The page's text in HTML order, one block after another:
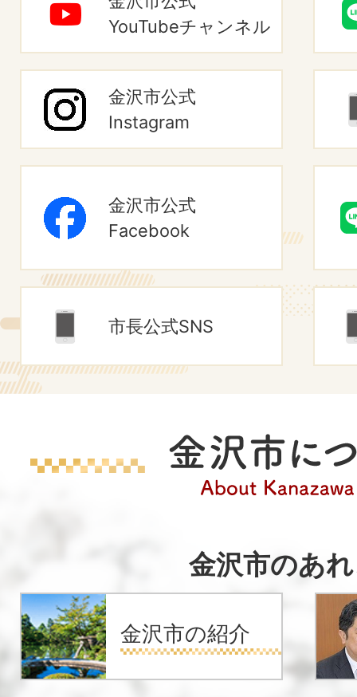
2026年08月04日
長土塀青少年交流センター
2026年08月04日
【NPOいしかわ海洋環境保全
える！ごみから始めるゼロカ
2026年08月04日
金沢ふらっとバス
2026年08月04日
子育て支援カフェ実施団体募集
「男性限定！ヨガセミナー」
2026年08月03日
募集
2026年08月03日
【後期高齢者医療制度】高額療
更について
YouTubeチャンネル
金沢市公式
Instagram
金沢市公式
Facebook
市長公式SNS
金
に
つ
い
金沢市のあ
金沢市の紹介